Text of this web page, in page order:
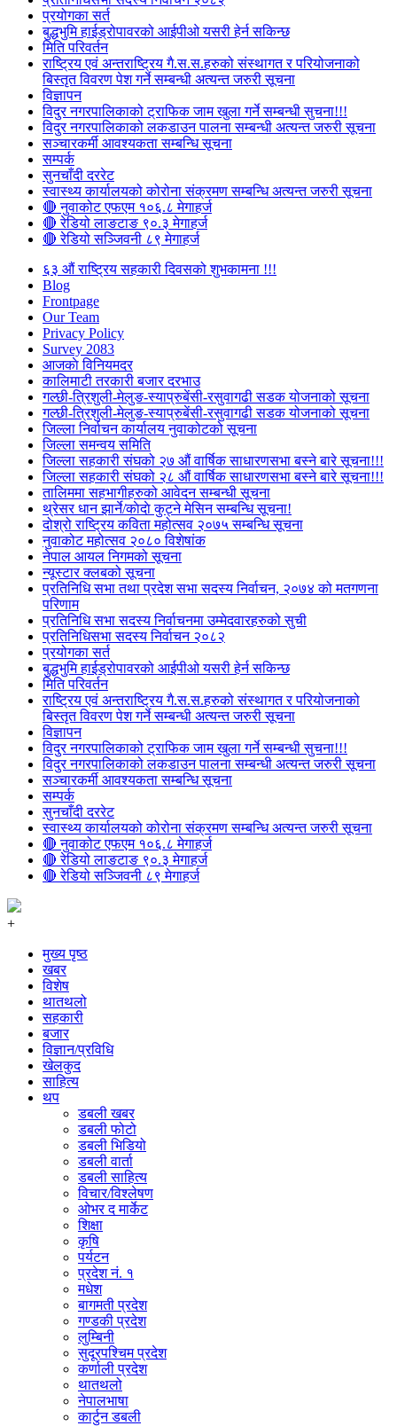
प्रयोगका सर्त
बुद्धभुमि हाईड्रोपावरको आईपीओ यसरी हेर्न सकिन्छ
मिति परिवर्तन
राष्ट्रिय एवं अन्तराष्ट्रिय गै.स.स.हरुको संस्थागत र परियोजनाको
बिस्तृत विवरण पेश गर्ने सम्बन्धी अत्यन्त जरुरी सूचना
विज्ञापन
विदुर नगरपालिकाको ट्राफिक जाम खुला गर्ने सम्बन्धी सुचना!!!
विदुर नगरपालिकाको लकडाउन पालना सम्बन्धी अत्यन्त जरुरी सूचना
सञ्चारकर्मी आवश्यकता सम्बन्धि सूचना
सम्पर्क
सुनचाँदी दररेट
स्वास्थ्य कार्यालयको कोरोना संक्रमण सम्बन्धि अत्यन्त जरुरी सूचना
🔴 नुवाकोट एफएम १०६.८ मेगाहर्ज
🔴 रेडियो लाङटाङ ९०.३ मेगाहर्ज
🔴 रेडियो सञ्जिवनी ८९ मेगाहर्ज
६३ औं राष्ट्रिय सहकारी दिवसको शुभकामना !!!
Blog
Frontpage
Our Team
Privacy Policy
Survey 2083
आजकाे विनियमदर
कालिमाटी तरकारी बजार दरभाउ
गल्छी-त्रिशुली-मेलुङ-स्याप्रुबेंसी-रसुवागढी सडक योजनाको सूचना
गल्छी-त्रिशुली-मेलुङ-स्याप्रुबेंसी-रसुवागढी सडक योजनाको सूचना
जिल्ला निर्वाचन कार्यालय नुवाकोटको सूचना
जिल्ला समन्वय समिति
जिल्ला सहकारी संघको २७ औं वार्षिक साधारणसभा बस्ने बारे सूचना!!!
जिल्ला सहकारी संघको २८ औं वार्षिक साधारणसभा बस्ने बारे सूचना!!!
तालिममा सहभागीहरुको आवेदन सम्बन्धी सूचना
थ्रेसर धान झार्ने/काेदाे कुट्ने मेसिन सम्बन्धि सूचना!
दोश्रो राष्ट्रिय कविता महोत्सव २०७५ सम्बन्धि सूचना
नुवाकोट महोत्सव २०८० विशेषांक
नेपाल आयल निगमको सूचना
न्यूस्टार क्लबको सूचना
प्रतिनिधि सभा तथा प्रदेश सभा सदस्य निर्वाचन, २०७४ को मतगणना
परिणाम
प्रतिनिधि सभा सदस्य निर्वाचनमा उम्मेदवारहरुको सुची
प्रतिनिधिसभा सदस्य निर्वाचन २०८२
प्रयोगका सर्त
बुद्धभुमि हाईड्रोपावरको आईपीओ यसरी हेर्न सकिन्छ
मिति परिवर्तन
राष्ट्रिय एवं अन्तराष्ट्रिय गै.स.स.हरुको संस्थागत र परियोजनाको
बिस्तृत विवरण पेश गर्ने सम्बन्धी अत्यन्त जरुरी सूचना
विज्ञापन
विदुर नगरपालिकाको ट्राफिक जाम खुला गर्ने सम्बन्धी सुचना!!!
विदुर नगरपालिकाको लकडाउन पालना सम्बन्धी अत्यन्त जरुरी सूचना
सञ्चारकर्मी आवश्यकता सम्बन्धि सूचना
सम्पर्क
सुनचाँदी दररेट
स्वास्थ्य कार्यालयको कोरोना संक्रमण सम्बन्धि अत्यन्त जरुरी सूचना
🔴 नुवाकोट एफएम १०६.८ मेगाहर्ज
🔴 रेडियो लाङटाङ ९०.३ मेगाहर्ज
🔴 रेडियो सञ्जिवनी ८९ मेगाहर्ज
+
मुख्य पृष्ठ
खबर
विशेष
थातथलो
सहकारी
बजार
विज्ञान/प्रविधि
खेलकुद
साहित्य
थप
डबली खबर
डबली फोटो
डबली भिडियो
डबली वार्ता
डबली साहित्य
विचार/विश्‍लेषण
ओभर द मार्केट
शिक्षा
कृषि
पर्यटन
प्रदेश नं. १
मधेश
बागमती प्रदेश
गण्डकी प्रदेश
लुम्बिनी
सुदूरपश्चिम प्रदेश
कर्णाली प्रदेश
थातथलो
नेपालभाषा
कार्टुन डबली